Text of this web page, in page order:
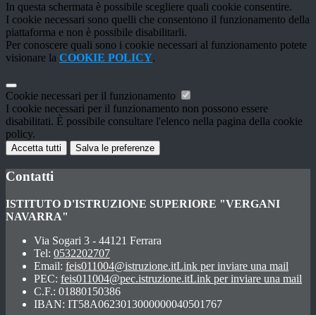
In questa schermata è possibile scegliere quali cookie consentire.
I cookie necessari sono quelli che consentono il funzionamento della
piattaforma e non è possibile disabilitarli.
Per conoscere quali sono i cookie necessari al funzionamento potete
visionare la COOKIE POLICY.
Cookie necessari per il funzionamento
I cookie necessari per il funzionamento non possono essere
disabilitati. È possibile consultare l'elenco nella pagina della cookie
policy.
Accetta tutti Salva le preferenze
Contatti
ISTITUTO D'ISTRUZIONE SUPERIORE "VERGANI
NAVARRA"
Via Sogari 3 - 44121 Ferrara
Tel: 0532202707
Email: feis011004@istruzione.itLink per inviare una mail
PEC: feis011004@pec.istruzione.itLink per inviare una mail
C.F.: 01880150386
IBAN: IT58A0623013000000040501767